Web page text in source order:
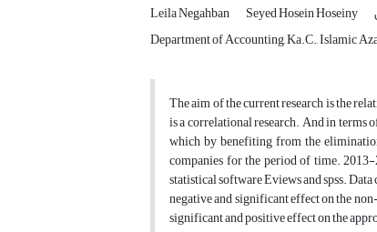
Leila Negahban Seyed Hosein Hoseiny
Department of Accounting, Ka.C., Islamic
The aim of the current research is the
is a correlational research. And in terms
which by benefiting from the
companies for the period of time. 2013-
statistical software Eviews and spss.
negative and significant effect on the
significant and positive effect on the